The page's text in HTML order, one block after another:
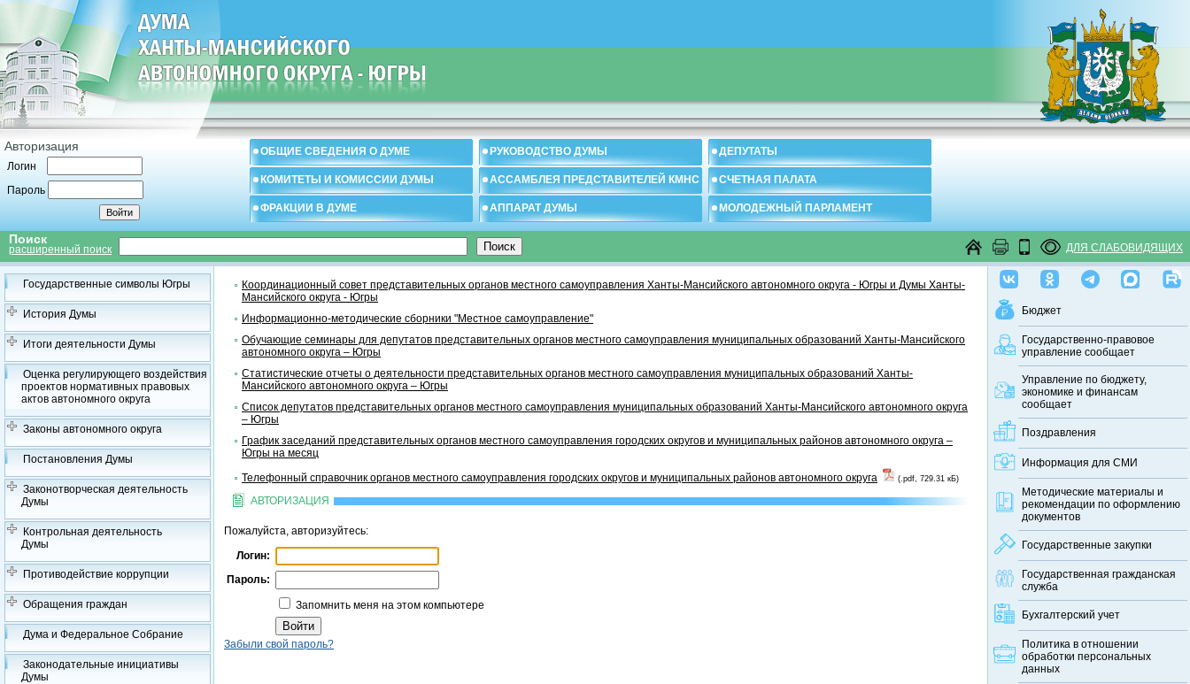
Авторизация
Логин
Пароль
ОБЩИЕ СВЕДЕНИЯ О ДУМЕ РУКОВОДСТВО ДУМЫ ДЕПУТАТЫ
КОМИТЕТЫ И КОМИССИИ ДУМЫ АССАМБЛЕЯ ПРЕДСТАВИТЕЛЕЙ КМНС СЧЕТНАЯ ПАЛАТА
ФРАКЦИИ В ДУМЕ АППАРАТ ДУМЫ МОЛОДЕЖНЫЙ ПАРЛАМЕНТ
Поиск
расширенный поиск ДЛЯ СЛАБОВИДЯЩИХ
Государственные символы Югры
История Думы
Итоги деятельности Думы
Оценка регулирующего воздействия
проектов нормативных правовых
актов автономного округа
Законы автономного округа
Постановления Думы
Законотворческая деятельность
Думы
Контрольная деятельность
Думы
Противодействие коррупции
Обращения граждан
Дума и Федеральное Собрание
Законодательные инициативы
Думы
Бюджет
Государственно-правовое
управление сообщает
Управление по бюджету,
экономике и финансам
сообщает
Поздравления
Информация для СМИ
Методические материалы и
рекомендации по оформлению
документов
Государственные закупки
Государственная гражданская
служба
Бухгалтерский учет
Политика в отношении
обработки персональных
данных
Координационный совет представительных органов местного самоуправления Ханты-Мансийского автономного округа - Югры и Думы Ханты-
Мансийского округа - Югры
Информационно-методические сборники "Местное самоуправление"
Обучающие семинары для депутатов представительных органов местного самоуправления муниципальных образований Ханты-Мансийского
автономного округа – Югры
Статистические отчеты о деятельности представительных органов местного самоуправления муниципальных образований Ханты-
Мансийского автономного округа – Югры
Список депутатов представительных органов местного самоуправления муниципальных образований Ханты-Мансийского автономного округа
– Югры
График заседаний представительных органов местного самоуправления городских округов и муниципальных районов автономного округа –
Югры на месяц
Телефонный справочник органов местного самоуправления городских округов и муниципальных районов автономного округа
(.pdf, 729.31 кБ)
АВТОРИЗАЦИЯ
Пожалуйста, авторизуйтесь:
Логин:
Пароль:
Запомнить меня на этом компьютере
Забыли свой пароль?